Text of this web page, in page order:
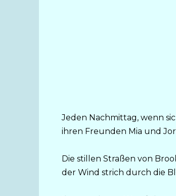
Jeden Nachmittag, wenn
ihren Freunden Mia und
Die stillen Straßen von
der Wind strich durch die